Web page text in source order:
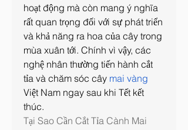
hoạt động mà còn mang ý nghĩa
rất quan trọng đối với sự phát triển
và khả năng ra hoa của cây trong
mùa xuân tới. Chính vì vậy, các
nghệ nhân thường tiến hành cắt
tỉa và chăm sóc cây mai vàng
Việt Nam ngay sau khi Tết kết
thúc.
Tại Sao Cần Cắt Tỉa Cành Mai